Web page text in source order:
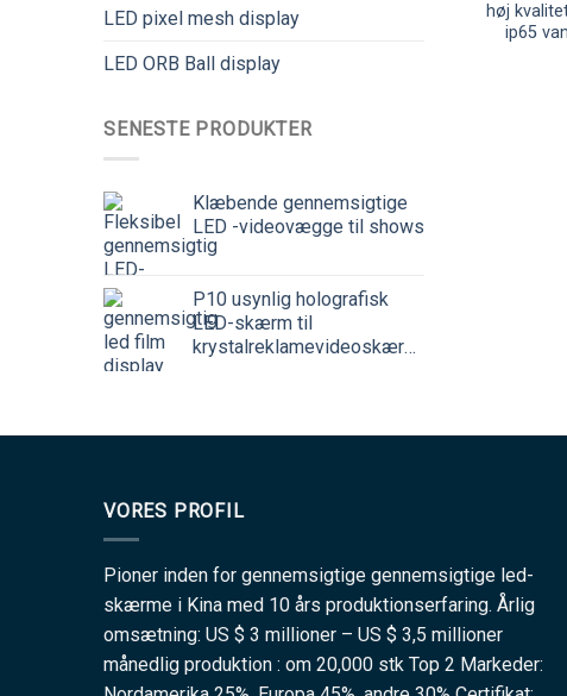
LED pixel mesh display
LED ORB Ball display
SENESTE PRODUKTER
Klæbende gennemsigtige
LED -videovægge til shows
P10 usynlig holografisk
LED-skærm til
krystalreklamevideoskærme
høj
ip65
VORES PROFIL
Pioner inden for gennemsigtige gennemsigtige led-
skærme i Kina med 10 års produktionserfaring. Årlig
omsætning: US $ 3 millioner – US $ 3,5 millioner
månedlig produktion : om 20,000 stk Top 2 Markeder: